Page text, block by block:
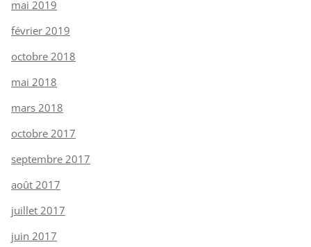
mai 2019
février 2019
octobre 2018
mai 2018
mars 2018
octobre 2017
septembre 2017
août 2017
juillet 2017
juin 2017